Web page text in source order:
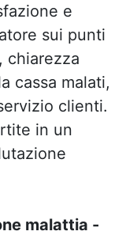
e
sui punti
chiarezza
cassa malati,
clienti.
in un
malattia -